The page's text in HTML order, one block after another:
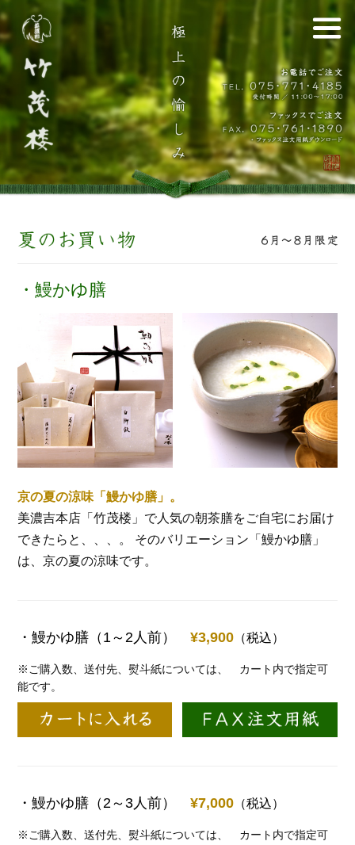
・鰻かゆ膳
京の夏の涼味「鰻かゆ膳」。
美濃吉本店「竹茂楼」で人気の朝茶膳をご自宅にお届け
できたらと、、、。 そのバリエーション「鰻かゆ膳」
は、京の夏の涼味です。
・鰻かゆ膳（1～2人前）¥3,900 （税込）
※ご購入数、送付先、熨斗紙については、
カート内で指定可
能です。
・鰻かゆ膳（2～3人前）¥7,000 （税込）
※ご購入数、送付先、熨斗紙については、
カート内で指定可